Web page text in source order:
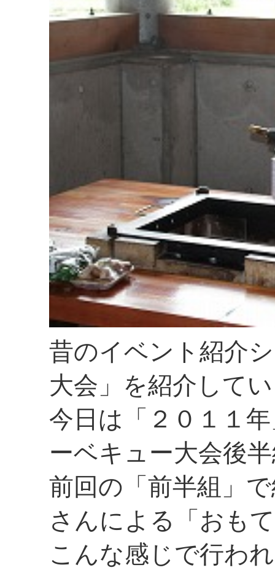
昔のイベント紹介
大会」を紹介して
今日は「２０１１
ーベキュー大会後
前回の「前半組」
さんによる「おも
こんな感じで行わ